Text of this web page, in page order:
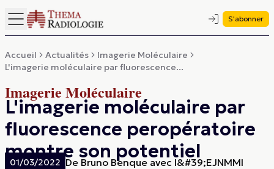
S'abonner
Accueil Actualités
Imagerie Moléculaire
L'imagerie moléculaire par fluorescence...
Imagerie Moléculaire
L'imagerie moléculaire par
fluorescence peropératoire
montre son potentiel
01/03/2022 De Bruno Benque avec l&#39;EJNMMI